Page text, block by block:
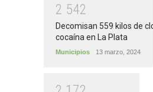
2 542
Decomisan 559 kilos de
cocaína en La Plata
Municipios 13 marzo, 2024